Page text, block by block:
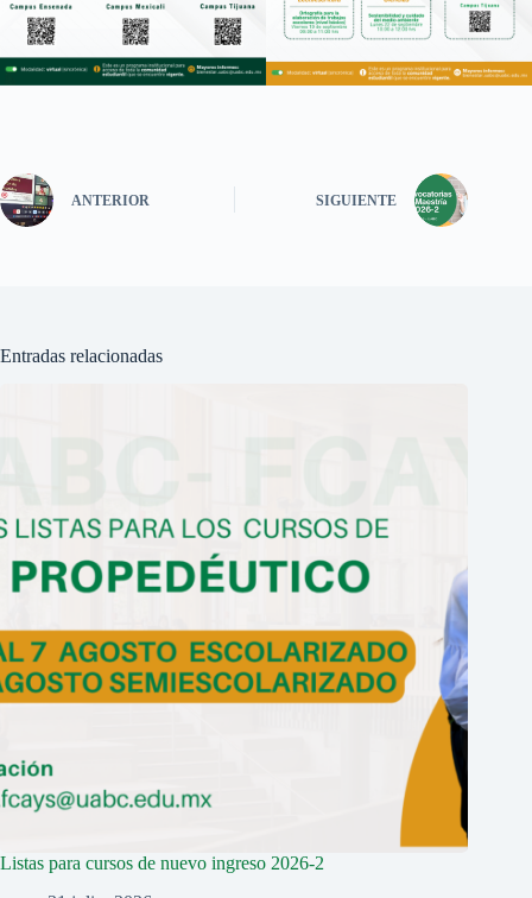
ANTERIOR SIGUIENTE
Entradas relacionadas
Listas para cursos de nuevo ingreso 2026-2